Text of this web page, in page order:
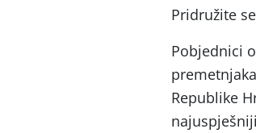
Pridružite
Pobjednici
Republike